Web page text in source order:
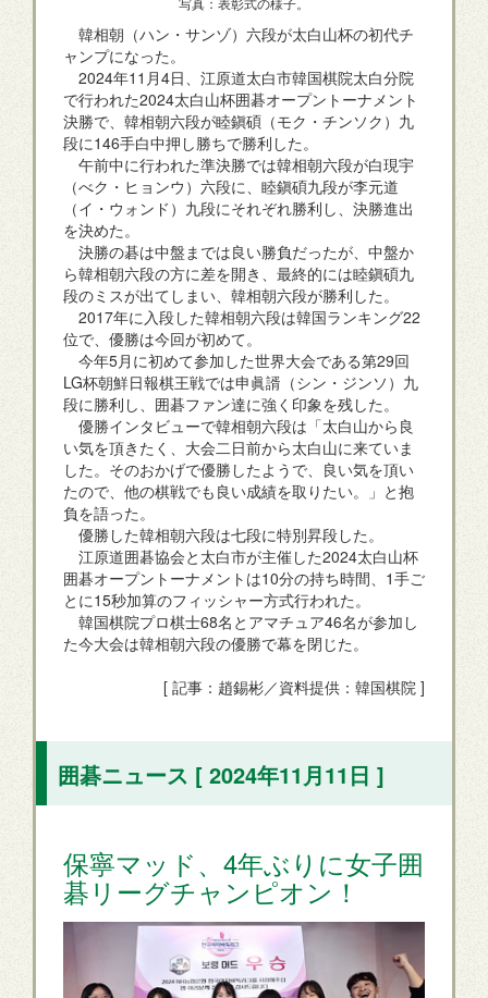
韓相朝（ハン・サンゾ）六段が太白山杯の初代チ
ャンプになった。
2024年11月4日、江原道太白市韓国棋院太白分院
で行われた2024太白山杯囲碁オープントーナメント
決勝で、韓相朝六段が睦鎭碩（モク・チンソク）九
段に146手白中押し勝ちで勝利した。
午前中に行われた準決勝では韓相朝六段が白現宇
（べク・ヒョンウ）六段に、睦鎭碩九段が李元道
（イ・ウォンド）九段にそれぞれ勝利し、決勝進出
を決めた。
決勝の碁は中盤までは良い勝負だったが、中盤か
ら韓相朝六段の方に差を開き、最終的には睦鎭碩九
段のミスが出てしまい、韓相朝六段が勝利した。
2017年に入段した韓相朝六段は韓国ランキング22
位で、優勝は今回が初めて。
今年5月に初めて参加した世界大会である第29回
LG杯朝鮮日報棋王戦では申眞諝（シン・ジンソ）九
段に勝利し、囲碁ファン達に強く印象を残した。
優勝インタビューで韓相朝六段は「太白山から良
い気を頂きたく、大会二日前から太白山に来ていま
した。そのおかげで優勝したようで、良い気を頂い
たので、他の棋戦でも良い成績を取りたい。」と抱
負を語った。
優勝した韓相朝六段は七段に特別昇段した。
江原道囲碁協会と太白市が主催した2024太白山杯
囲碁オープントーナメントは10分の持ち時間、1手ご
とに15秒加算のフィッシャー方式行われた。
韓国棋院プロ棋士68名とアマチュア46名が参加し
た今大会は韓相朝六段の優勝で幕を閉じた。
[ 記事：趙錫彬／資料提供：韓国棋院 ]
囲碁ニュース [ 2024年11月11日 ]
保寧マッド、4年ぶりに女子囲
碁リーグチャンピオン！